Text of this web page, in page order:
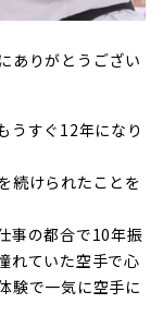
ありがとうござい
うすぐ12年になり
続けられたことを
事の都合で10年振
れていた空手で心
験で一気に空手に